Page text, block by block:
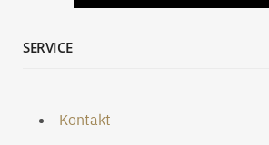
SERVICE
Kontakt